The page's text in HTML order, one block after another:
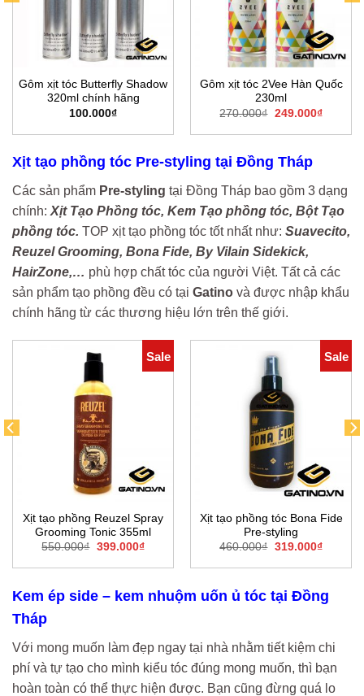
Gôm xịt tóc Butterfly Shadow
320ml chính hãng
100.000₫
Gôm xịt tóc 2Vee Hàn Quốc
230ml
270.000₫ Giá
là:
249.000₫Giá
tại
Xịt tạo phồng tóc Pre-styling tại Đồng Tháp
Các sản phẩm Pre-styling tại Đồng Tháp bao gồm 3 dạng
chính: Xịt Tạo Phồng tóc, Kem Tạo phồng tóc, Bột Tạo
phồng tóc. TOP xịt tạo phồng tóc tốt nhất như: Suavecito,
Reuzel Grooming, Bona Fide, By Vilain Sidekick,
HairZone,… phù hợp chất tóc của người Việt. Tất cả các
sản phẩm tạo phồng đều có tại Gatino và được nhập khẩu
chính hãng từ các thương hiệu lớn trên thế giới.
Sale
Xịt tạo phồng Reuzel Spray
Grooming Tonic 355ml
550.000₫ Giá
là:
399.000₫Giá
tại
399.000₫.
Sale
Xịt tạo phồng tóc Bona Fide
Pre-styling
460.000₫ Giá
là:
319.000₫Giá
tại
Kem ép side – kem nhuộm uốn ủ tóc tại Đồng
Tháp
Với mong muốn làm đẹp ngay tại nhà nhằm tiết kiệm chi
phí và tự tạo cho mình kiểu tóc đúng mong muốn, thì bạn
hoàn toàn có thể thực hiện được. Bạn cũng đừng quá lo